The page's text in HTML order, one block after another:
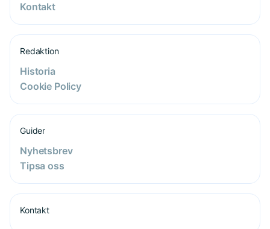
Kontakt
Redaktion
Historia
Cookie Policy
Guider
Nyhetsbrev
Tipsa oss
Kontakt